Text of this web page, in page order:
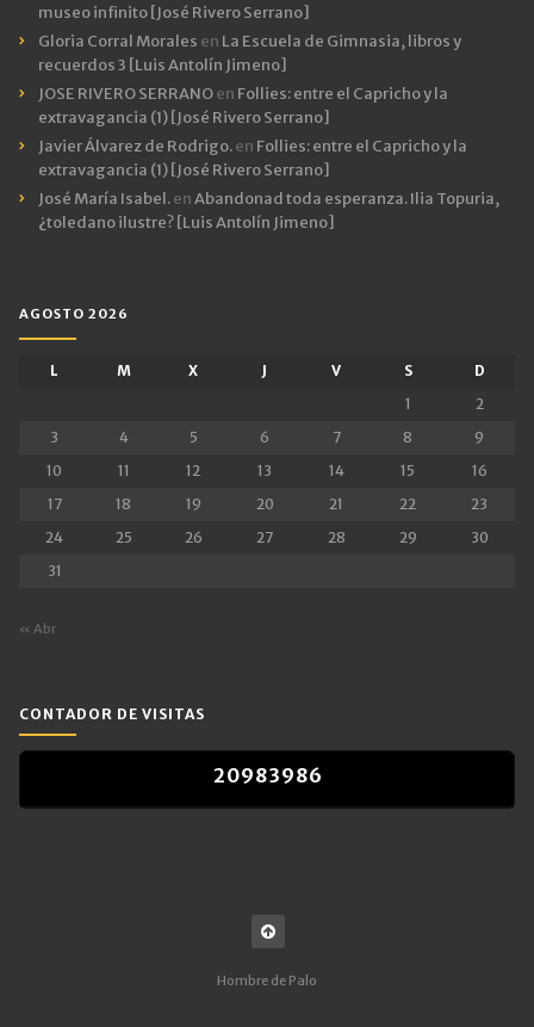
museo infinito [José Rivero Serrano]
Gloria Corral Morales en La Escuela de Gimnasia, libros y
recuerdos 3 [Luis Antolín Jimeno]
JOSE RIVERO SERRANOen Follies: entre el Capricho y la
extravagancia (1) [José Rivero Serrano]
Javier Álvarez de Rodrigo.en Follies: entre el Capricho y la
extravagancia (1) [José Rivero Serrano]
José María Isabel.enAbandonad toda esperanza. Ilia Topuria,
¿toledano ilustre? [Luis Antolín Jimeno]
AGOSTO 2026
L M X J V S
D
1
2
3
4 5 6 7 8
9
10
11 12 13 14 15
16
17
18 19 20 21 22
23
24
25 26 27 28 29
30
31
« Abr
CONTADOR DE VISITAS
20983986
Hombre de Palo